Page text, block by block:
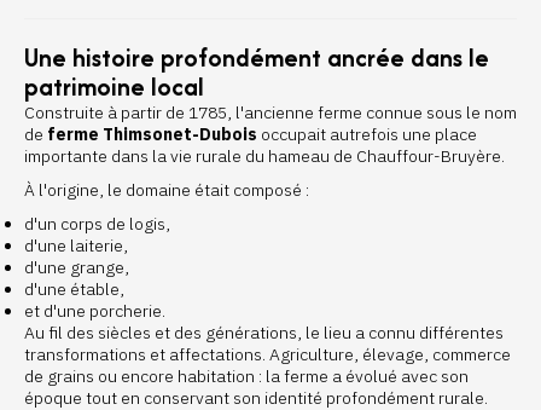
Une histoire profondément ancrée dans le
patrimoine local
Construite à partir de 1785, l'ancienne ferme connue sous le nom
de ferme Thimsonet-Dubois occupait autrefois une place
importante dans la vie rurale du hameau de Chauffour-Bruyère.
À l'origine, le domaine était composé :
d'un corps de logis,
d'une laiterie,
d'une grange,
d'une étable,
et d'une porcherie.
Au fil des siècles et des générations, le lieu a connu différentes
transformations et affectations. Agriculture, élevage, commerce
de grains ou encore habitation : la ferme a évolué avec son
époque tout en conservant son identité profondément rurale.